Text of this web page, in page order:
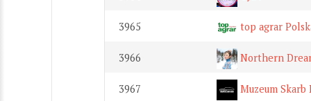
3965 top agrar
3966 Northern
3967 Muzeum Skarb